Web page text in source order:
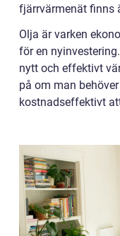
fjärrvärmenät finns
Olja är varken
för en
nytt och effektivt
på om man
kostnadseffektivt